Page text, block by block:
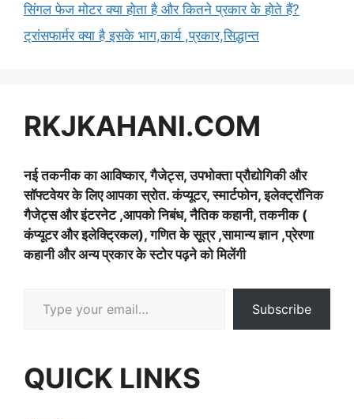
सिंगल फेज मोटर क्या होता है और कितने प्रकार के होते हैं?
ट्रांसफार्मर क्या है इसके भाग,कार्य ,प्रकार,सिद्धान्त
RKJKAHANI.COM
नई तकनीक का आविष्कार, गैजेट्स, उपभोक्ता प्रौद्योगिकी और
सॉफ्टवेयर के लिए आपका स्रोत. कंप्यूटर, स्मार्टफोन, इलेक्ट्रॉनिक
गैजेट्स और इंटरनेट ,आपको निबंध, नैतिक कहानी, तकनीक (
कंप्यूटर और इलेक्ट्रिकल), गणित के सूत्र ,सामान्य ज्ञान ,प्रेरणा
कहानी और अन्य प्रकार के स्टोर पढ़ने को मिलेंगी
Subscribe
QUICK LINKS